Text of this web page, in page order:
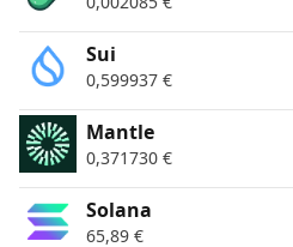
Sui
0,599937 €
Mantle
0,371730 €
Solana
65,89 €